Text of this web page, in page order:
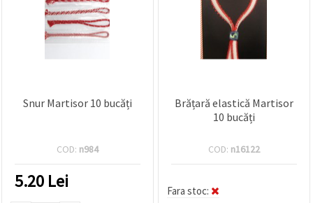
Snur Martisor 10 bucăți
COD: n984
5.20 Lei
Brățară elastică Martisor
10 bucăți
COD: n16122
Fara stoc: